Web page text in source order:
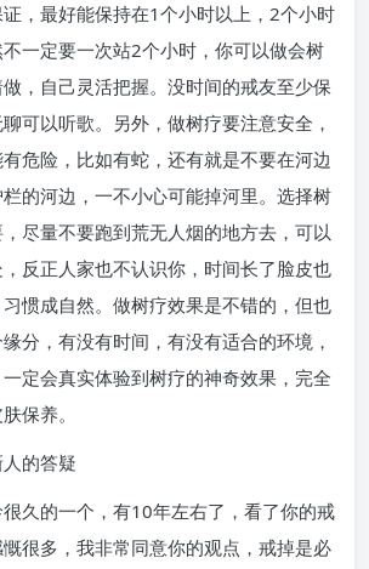
，最好能保持在1个小时以上，2个小时
一定要一次站2个小时，你可以做会树
，自己灵活把握。没时间的戒友至少保
可以听歌。另外，做树疗要注意安全，
危险，比如有蛇，还有就是不要在河边
的河边，一不小心可能掉河里。选择树
尽量不要跑到荒无人烟的地方去，可以
反正人家也不认识你，时间长了脸皮也
惯成自然。做树疗效果是不错的，但也
分，有没有时间，有没有适合的环境，
定会真实体验到树疗的神奇效果，完全
保养。
的答疑
很久的一个，有10年左右了，看了你的戒
很多，我非常同意你的观点，戒掉是必